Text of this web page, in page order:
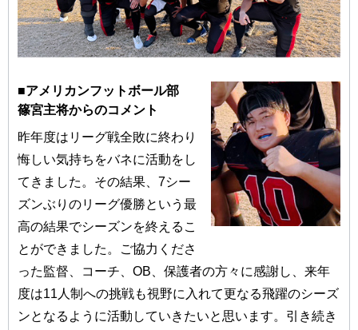
■アメリカンフットボール部
篠宮主将からのコメント
昨年度はリーグ戦全敗に終わり
悔しい気持ちをバネに活動をし
てきました。その結果、7シー
ズンぶりのリーグ優勝という最
高の結果でシーズンを終えるこ
とができました。ご協力くださ
った監督、コーチ、OB、保護者の方々に感謝し、来年
度は11人制への挑戦も視野に入れて更なる飛躍のシーズ
ンとなるように活動していきたいと思います。引き続き